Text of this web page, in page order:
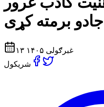
۱۳ غبرګولی ۱۴۰۵
شریکول